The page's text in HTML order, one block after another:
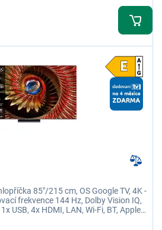
85"/215 cm, OS Google TV, 4K -
frekvence 144 Hz, Dolby Vision IQ,
USB, 4x HDMI, LAN, Wi-Fi, BT, Apple